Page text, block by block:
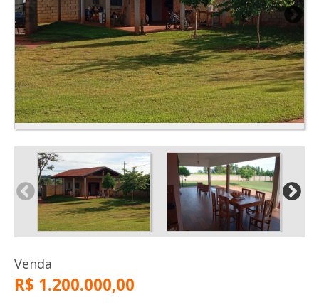
Venda
R$ 1.200.000,00